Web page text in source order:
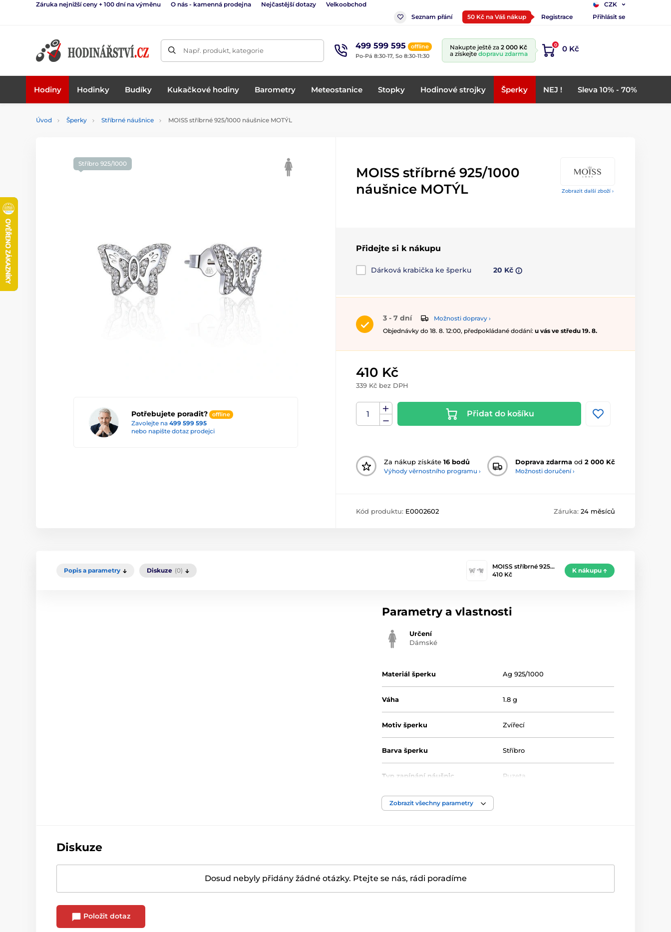
Záruka nejnižší ceny + 100 dní na výměnu O nás - kamenná prodejna Nejčastější dotazy Velkoobchod
CZK
Seznam přání
50 Kč na Váš nákup Registrace Přihlásit se
Např. produkt, kategorie 499 599 595
offline
Po-Pá 8:30-17, So 8:30-11:30
Nakupte ještě za 2 000 Kč
a získejte dopravu zdarma
0 0 Kč
Hodiny Hodinky Budíky Kukačkové hodiny Barometry Meteostanice Stopky Hodinové strojky Šperky NEJ ! Sleva 10% - 70%
Úvod Šperky Stříbrné náušnice MOISS stříbrné 925/1000 náušnice MOTÝL
Zobrazit další zboží ›
Potřebujete poradit? offline
Zavolejte na 499 599 595
nebo napište dotaz prodejci
Stříbro 925/1000
MOISS stříbrné 925/1000
náušnice MOTÝL
Přidejte si k nákupu
Dárková krabička ke šperku 20 Kč
3 - 7 dní
Možnosti dopravy ›
Objednávky do 18. 8. 12:00, předpokládané dodání: u vás ve středu 19. 8.
410 Kč
339 Kč bez DPH
Přidat do košíku
Za nákup získáte 16 bodů
Výhody věrnostního programu ›
Doprava zdarma od 2 000 Kč
Možnosti doručení ›
Kód produktu: E0002602 Záruka: 24 měsíců
Popis a parametry Diskuze (0)
MOISS stříbrné 925…
410 Kč
K nákupu
Parametry a vlastnosti
Určení
Dámské
Materiál šperku Ag 925/1000
Váha 1.8 g
Motiv šperku Zvířecí
Barva šperku Stříbro
Typ zapínání náušnic Puzeta
Velikost náušnic
Zobrazit všechny parametry
Diskuze
Dosud nebyly přidány žádné otázky. Ptejte se nás, rádi poradíme
Položit dotaz